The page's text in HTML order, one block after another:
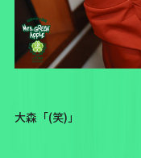
大森「(笑)」